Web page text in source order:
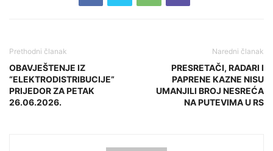
Prethodni članak
OBAVJEŠTENJE IZ
“ELEKTRODISTRIBUCIJE”
PRIJEDOR ZA PETAK
26.06.2026.
Naredni članak
PRESRETAČI, RADARI I
PAPRENE KAZNE NISU
UMANJILI BROJ NESREĆA
NA PUTEVIMA U RS